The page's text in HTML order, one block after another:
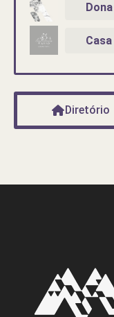
Diretório